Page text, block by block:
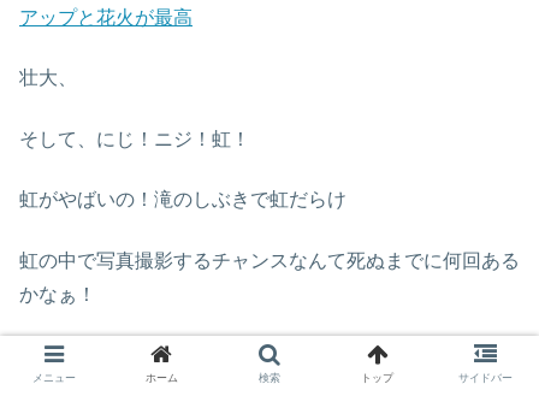
アップと花火が最高
壮大、
そして、にじ！ニジ！虹！
虹がやばいの！滝のしぶきで虹だらけ
虹の中で写真撮影するチャンスなんて死ぬまでに何回ある
かなぁ！
夜のライトアップもすごい綺麗だった〜！
メニュー ホーム 検索 トップ サイドバー